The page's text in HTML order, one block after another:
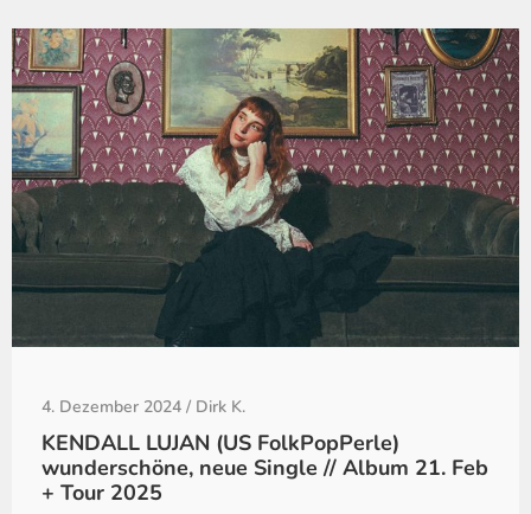
4. Dezember 2024 / Dirk K.
KENDALL LUJAN (US FolkPopPerle)
wunderschöne, neue Single // Album 21. Feb
+ Tour 2025